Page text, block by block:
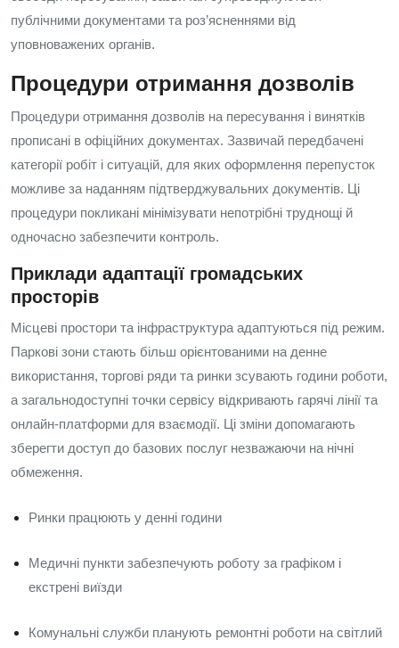
публічними документами та роз’ясненнями від
уповноважених органів.
Процедури отримання дозволів
Процедури отримання дозволів на пересування і винятків
прописані в офіційних документах. Зазвичай передбачені
категорії робіт і ситуацій, для яких оформлення перепусток
можливе за наданням підтверджувальних документів. Ці
процедури покликані мінімізувати непотрібні труднощі й
одночасно забезпечити контроль.
Приклади адаптації громадських
просторів
Місцеві простори та інфраструктура адаптуються під режим.
Паркові зони стають більш орієнтованими на денне
використання, торгові ряди та ринки зсувають години роботи,
а загальнодоступні точки сервісу відкривають гарячі лінії та
онлайн‑платформи для взаємодії. Ці зміни допомагають
зберегти доступ до базових послуг незважаючи на нічні
обмеження.
Ринки працюють у денні години
Медичні пункти забезпечують роботу за графіком і
екстрені виїзди
Комунальні служби планують ремонтні роботи на світлий